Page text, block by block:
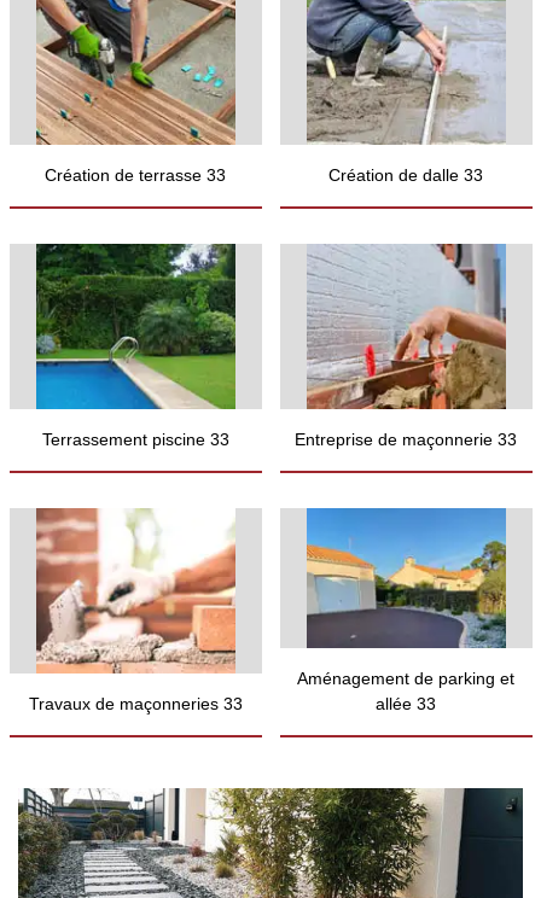
Création de terrasse 33 Création de dalle 33
Terrassement piscine 33 Entreprise de maçonnerie 33
Travaux de maçonneries 33
Aménagement de parking et
allée 33